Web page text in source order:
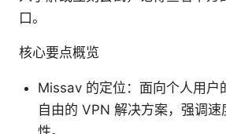
口。
核心要点概览
Missav 的定位：面向个人用户
自由的 VPN 解决方案，强调速